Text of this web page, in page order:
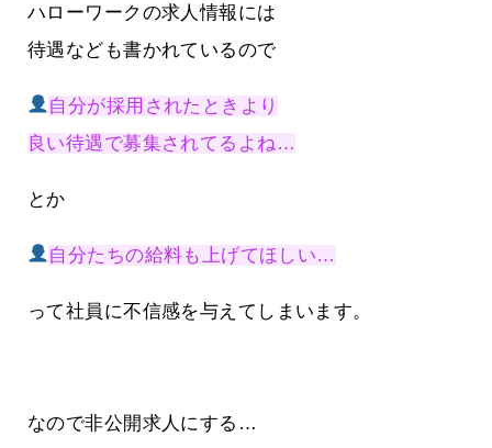
ハローワークの求人情報には
待遇なども書かれているので
自分が採用されたときより
良い待遇で募集されてるよね…
とか
自分たちの給料も上げてほしい…
って社員に不信感を与えてしまいます。
なので非公開求人にする…